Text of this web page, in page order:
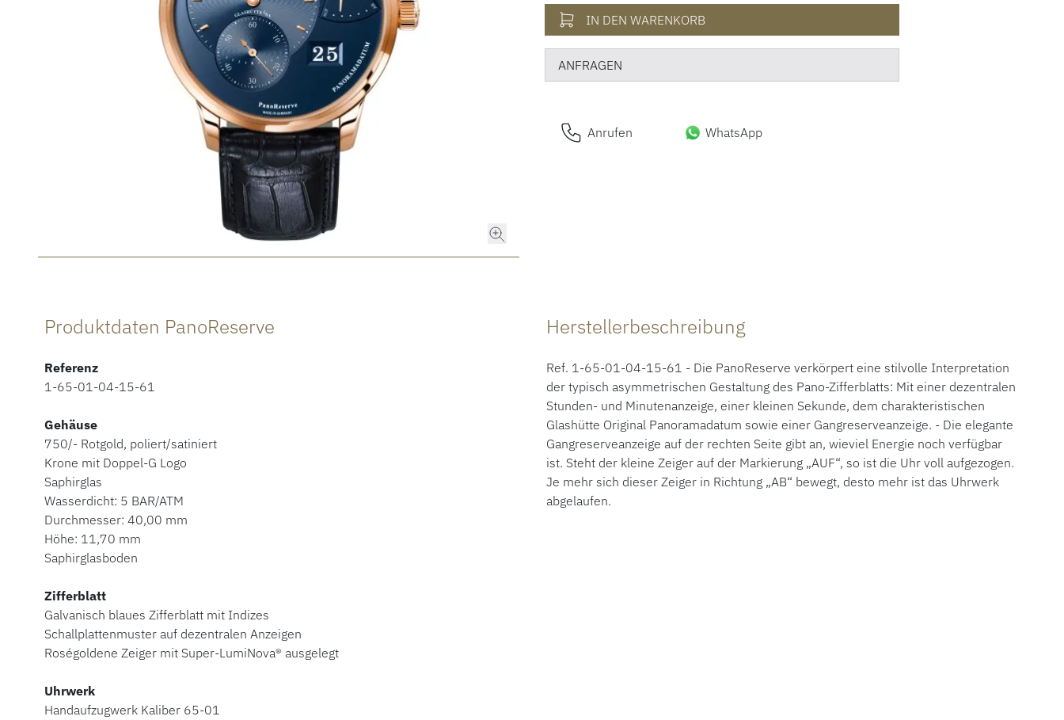
IN DEN WARENKORB
ANFRAGEN
Anrufen WhatsApp
Produktdaten PanoReserve
Referenz
1-65-01-04-15-61
Gehäuse
750/- Rotgold, poliert/satiniert
Krone mit Doppel-G Logo
Saphirglas
Wasserdicht: 5 BAR/ATM
Durchmesser: 40,00 mm
Höhe: 11,70 mm
Saphirglasboden
Zifferblatt
Galvanisch blaues Zifferblatt mit Indizes
Schallplattenmuster auf dezentralen Anzeigen
Roségoldene Zeiger mit Super-LumiNova® ausgelegt
Uhrwerk
Handaufzugwerk Kaliber 65-01
Herstellerbeschreibung
Ref. 1-65-01-04-15-61 - Die PanoReserve verkörpert eine stilvolle Interpretation
der typisch asymmetrischen Gestaltung des Pano-Zifferblatts: Mit einer dezentralen
Stunden- und Minutenanzeige, einer kleinen Sekunde, dem charakteristischen
Glashütte Original Panoramadatum sowie einer Gangreserveanzeige. - Die elegante
Gangreserveanzeige auf der rechten Seite gibt an, wieviel Energie noch verfügbar
ist. Steht der kleine Zeiger auf der Markierung „AUF“, so ist die Uhr voll aufgezogen.
Je mehr sich dieser Zeiger in Richtung „AB“ bewegt, desto mehr ist das Uhrwerk
abgelaufen.